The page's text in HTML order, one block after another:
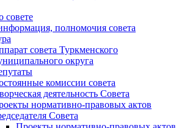
совете
полномочия совета
совета Туркменского
округа
комиссии совета
деятельность Совета
нормативно-правовых актов
Cовета